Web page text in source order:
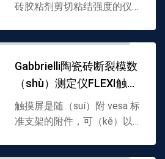
砖胶粘剂剪切粘结强度的仪
定位：陶瓷、瓷砖等• 避免橡
胶对刀具（jù）的磨损...
Gabbrielli陶瓷砖断裂模数
（shù）测定仪FLEXI触摸
屏（píng）GT
触摸屏是随（suí）附 vesa 标
准支架的附件，可（kě）以轻